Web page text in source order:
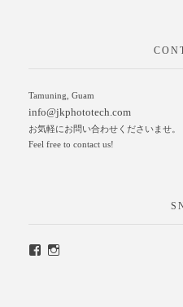
Tamuning, Guam
info@jkphototech.com
お気軽にお問い合わせくださいませ。
Feel free to contact us!